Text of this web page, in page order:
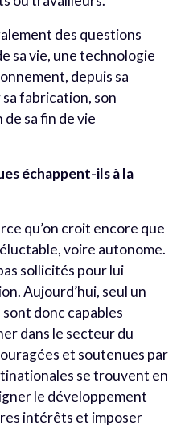
des questions
sa vie, une technologie
depuis sa
fabrication, son
sa fin de vie
échappent-ils à la
qu’on croit encore que
voire autonome.
sollicités pour lui
Aujourd’hui, seul un
donc capables
dans le secteur du
et soutenues par
se trouvent en
le développement
intérêts et imposer